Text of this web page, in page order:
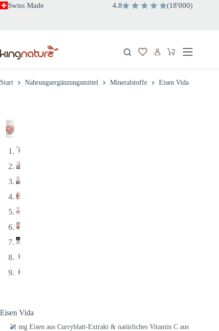
ZumSwiss Made 4.8 (18'000)
Warenkorb
Start Nahrungsergänzungsmittel Mineralstoffe Eisen Vida
Eisen Vida
21 mg Eisen aus Curryblatt-Extrakt & natürliches Vitamin C aus